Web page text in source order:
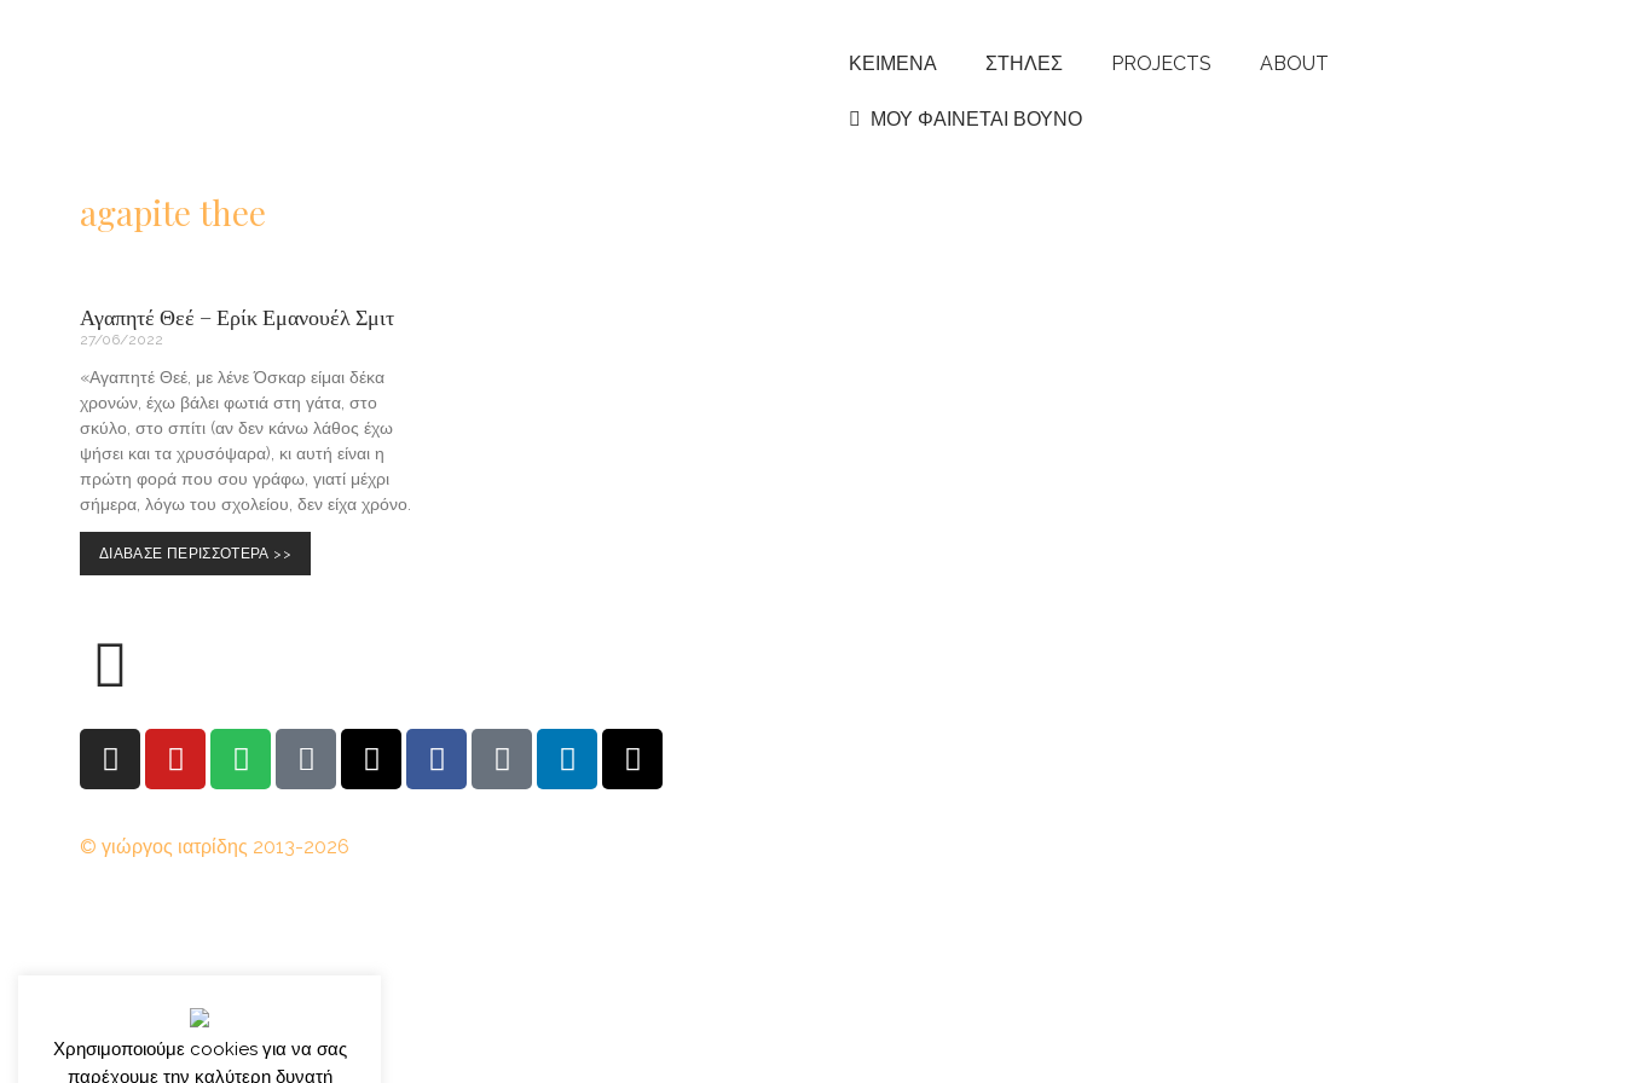
ΚΕΙΜΕΝΑ ΣΤΗΛΕΣ PROJECTS ABOUT
ΜΟΥ ΦΑΙΝΕΤΑΙ ΒΟΥΝΟ
agapite thee
Αγαπητέ Θεέ – Ερίκ Εμανουέλ Σμιτ
27/06/2022
«Αγαπητέ Θεέ, με λένε Όσκαρ είμαι δέκα
χρονών, έχω βάλει φωτιά στη γάτα, στο
σκύλο, στο σπίτι (αν δεν κάνω λάθος έχω
ψήσει και τα χρυσόψαρα), κι αυτή είναι η
πρώτη φορά που σου γράφω, γιατί μέχρι
σήμερα, λόγω του σχολείου, δεν είχα χρόνο.
ΔΙΑΒΑΣΕ ΠΕΡΙΣΣΟΤΕΡΑ >>
© γιώργος ιατρίδης 2013-2026
Χρησιμοποιούμε cookies για να σας
παρέχουμε την καλύτερη δυνατή